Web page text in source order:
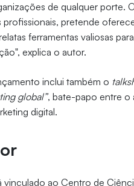
de qualquer porte.
profissionais, pretende
ferramentas valiosas
explica o autor.
inclui também o
global”, bate-papo entre o
digital.
ao Centro de